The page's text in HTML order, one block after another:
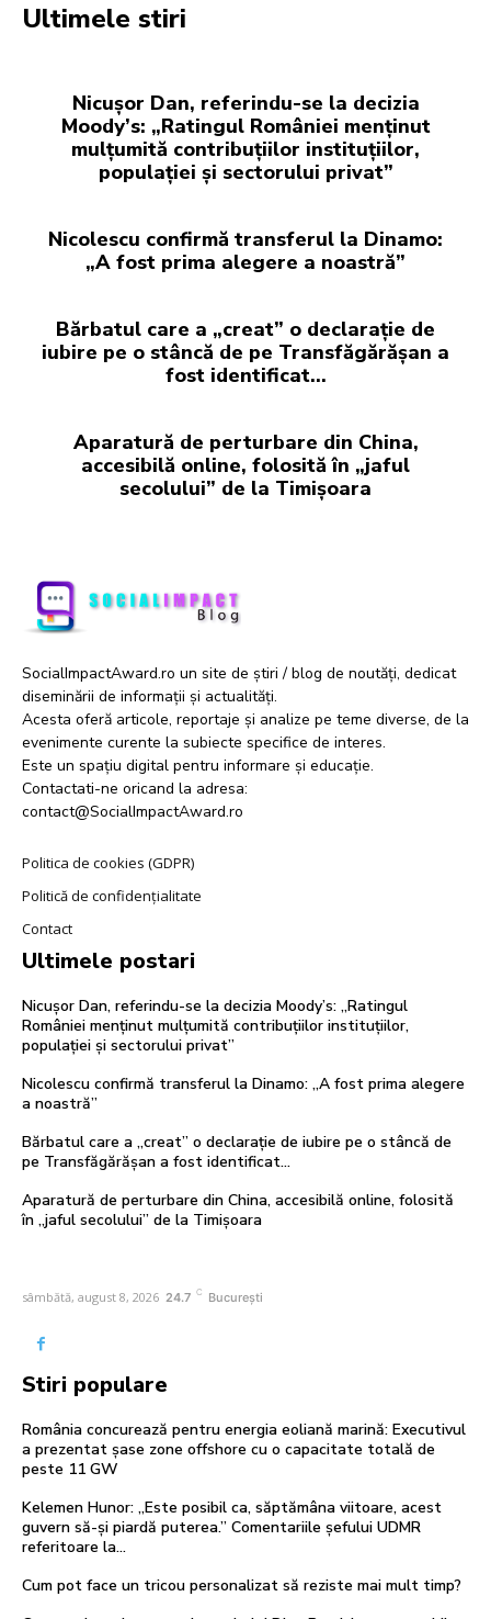
Ultimele stiri
Nicușor Dan, referindu-se la decizia
Moody’s: „Ratingul României menținut
mulțumită contribuțiilor instituțiilor,
populației și sectorului privat”
Nicolescu confirmă transferul la Dinamo:
„A fost prima alegere a noastră”
Bărbatul care a „creat” o declarație de
iubire pe o stâncă de pe Transfăgărășan a
fost identificat…
Aparatură de perturbare din China,
accesibilă online, folosită în „jaful
secolului” de la Timișoara
SocialImpactAward.ro un site de știri / blog de noutăți, dedicat
diseminării de informații și actualități.
Acesta oferă articole, reportaje și analize pe teme diverse, de la
evenimente curente la subiecte specifice de interes.
Este un spațiu digital pentru informare și educație.
Contactati-ne oricand la adresa:
contact@SocialImpactAward.ro
Politica de cookies (GDPR)
Politică de confidențialitate
Contact
Ultimele postari
Nicușor Dan, referindu-se la decizia Moody’s: „Ratingul
României menținut mulțumită contribuțiilor instituțiilor,
populației și sectorului privat”
Nicolescu confirmă transferul la Dinamo: „A fost prima alegere
a noastră”
Bărbatul care a „creat” o declarație de iubire pe o stâncă de
pe Transfăgărășan a fost identificat…
Aparatură de perturbare din China, accesibilă online, folosită
în „jaful secolului” de la Timișoara
sâmbătă, august 8, 2026 24.7 C București
Stiri populare
România concurează pentru energia eoliană marină: Executivul
a prezentat șase zone offshore cu o capacitate totală de
peste 11 GW
Kelemen Hunor: „Este posibil ca, săptămâna viitoare, acest
guvern să-și piardă puterea.” Comentariile șefului UDMR
referitoare la…
Cum pot face un tricou personalizat să reziste mai mult timp?